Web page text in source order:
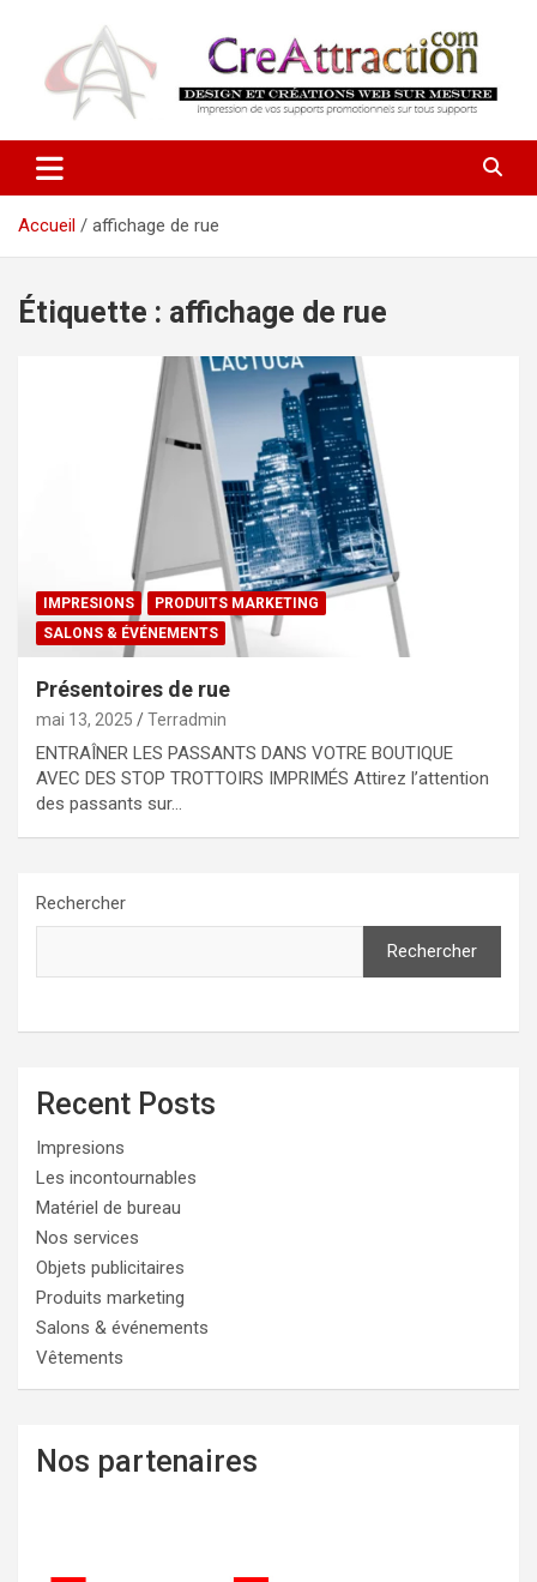
contenu
CreAttraction
Accueil affichage de rue
Étiquette : affichage de rue
IMPRESIONS
PRODUITS MARKETING
SALONS & ÉVÉNEMENTS
Présentoires de rue
mai 13, 2025 Terradmin
ENTRAÎNER LES PASSANTS DANS VOTRE BOUTIQUE
AVEC DES STOP TROTTOIRS IMPRIMÉS Attirez l’attention
des passants sur…
Rechercher
Rechercher
Recent Posts
Impresions
Les incontournables
Matériel de bureau
Nos services
Objets publicitaires
Produits marketing
Salons & événements
Vêtements
Nos partenaires